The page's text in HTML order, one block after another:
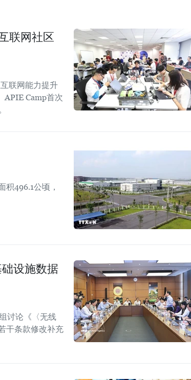
联网社区
联网能力提升
APIE Camp首次
496.1公顷，
设施数据
讨论《〈无线
干条款修改补充